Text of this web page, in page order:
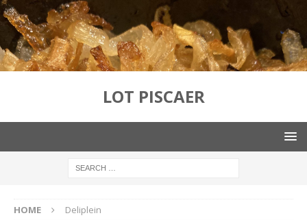
LOT PISCAER
HOME Deliplein